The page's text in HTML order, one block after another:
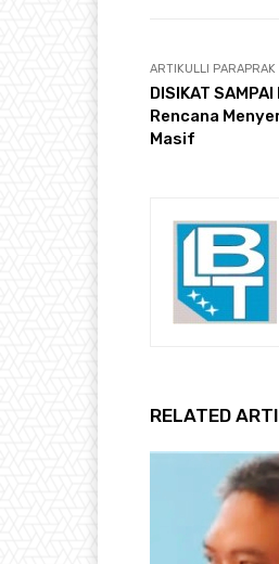
ARTIKULLI PARAPRAK
DISIKAT
Rencana
Masif
RELATED